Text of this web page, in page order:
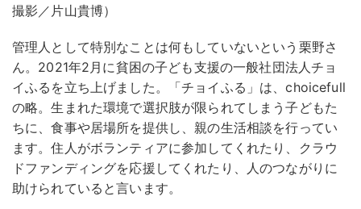
撮影／片山貴博）
管理人として特別なことは何もしていないという栗野さ
ん。2021年2月に貧困の子ども支援の一般社団法人チョ
イふるを立ち上げました。「チョイふる」は、choicefull
の略。生まれた環境で選択肢が限られてしまう子どもた
ちに、食事や居場所を提供し、親の生活相談を行ってい
ます。住人がボランティアに参加してくれたり、クラウ
ドファンディングを応援してくれたり、人のつながりに
助けられていると言います。